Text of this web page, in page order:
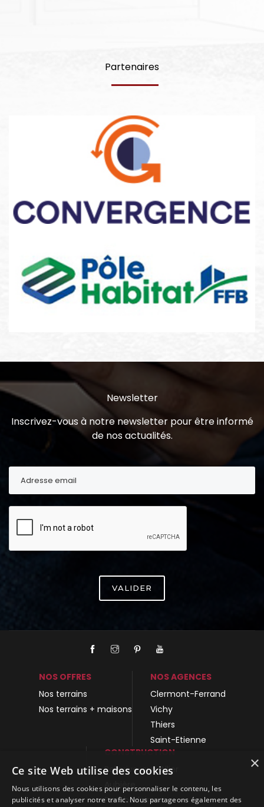
Partenaires
Newsletter
Inscrivez-vous à notre newsletter pour être informé
de nos actualités.
VALIDER
NOS OFFRES
Nos terrains
Nos terrains + maisons
NOS AGENCES
Clermont-Ferrand
Vichy
Thiers
Saint-Etienne
CONSTRUCTION
Bellerive-sur-Allier
Aubière
Peschadoires
×
Ce site Web utilise des cookies
Nous utilisons des cookies pour personnaliser le contenu, les
publicités et analyser notre trafic. Nous partageons également des